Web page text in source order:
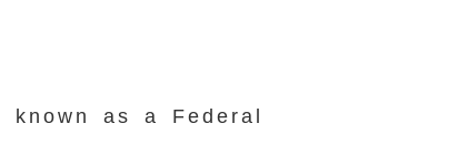
as a Federal